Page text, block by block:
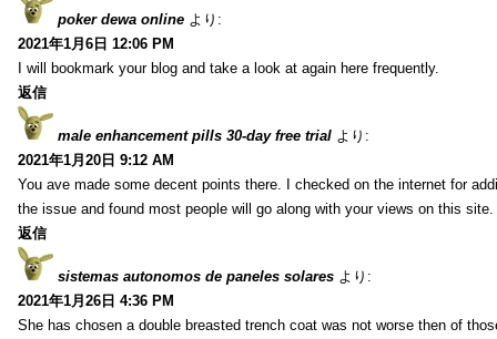
poker dewa online より:
2021年1月6日 12:06 PM
I will bookmark your blog and take a look at again here frequently.
返信
male enhancement pills 30-day free trial より:
2021年1月20日 9:12 AM
You ave made some decent points there. I checked on the internet for
the issue and found most people will go along with your views on this site.
返信
sistemas autonomos de paneles solares より:
2021年1月26日 4:36 PM
She has chosen a double breasted trench coat was not worse then of